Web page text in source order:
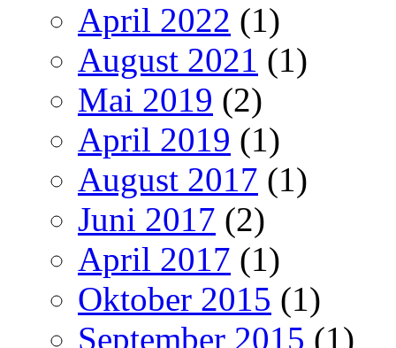
April 2022 (1)
August 2021 (1)
Mai 2019 (2)
April 2019 (1)
August 2017 (1)
Juni 2017 (2)
April 2017 (1)
Oktober 2015 (1)
September 2015 (1)